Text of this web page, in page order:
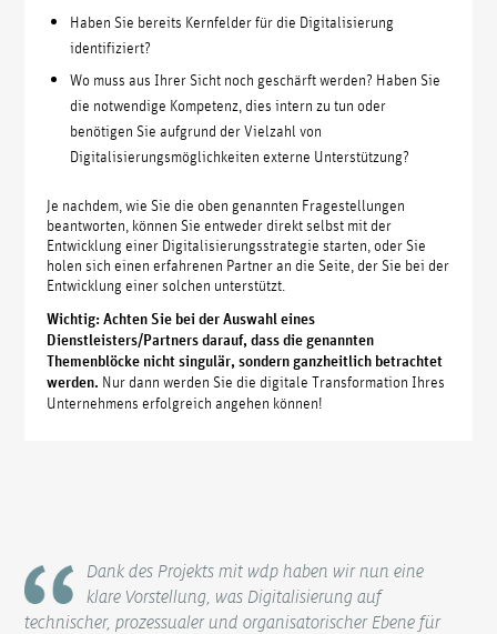
Haben Sie bereits Kernfelder für die Digitalisierung
identifiziert?
Wo muss aus Ihrer Sicht noch geschärft werden? Haben Sie
die notwendige Kompetenz, dies intern zu tun oder
benötigen Sie aufgrund der Vielzahl von
Digitalisierungsmöglichkeiten externe Unterstützung?
Je nachdem, wie Sie die oben genannten Fragestellungen
beantworten, können Sie entweder direkt selbst mit der
Entwicklung einer Digitalisierungsstrategie starten, oder Sie
holen sich einen erfahrenen Partner an die Seite, der Sie bei der
Entwicklung einer solchen unterstützt.
Wichtig: Achten Sie bei der Auswahl eines
Dienstleisters/Partners darauf, dass die genannten
Themenblöcke nicht singulär, sondern ganzheitlich betrachtet
werden. Nur dann werden Sie die digitale Transformation Ihres
Unternehmens erfolgreich angehen können!
Dank des Projekts mit wdp haben wir nun eine
klare Vorstellung, was Digitalisierung auf
technischer, prozessualer und organisatorischer Ebene für